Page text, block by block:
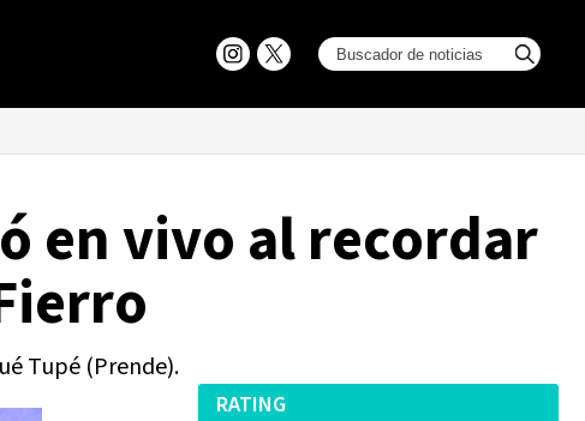
en vivo al recordar
Tupé (Prende).
RATING